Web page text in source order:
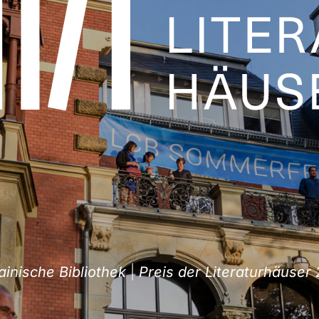
Bibliothek|Preis der Literaturhäuser